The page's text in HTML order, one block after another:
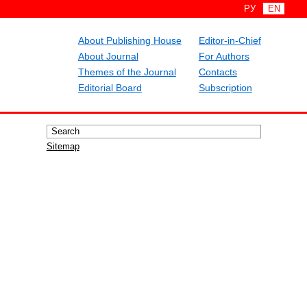
РУ EN
About Publishing House
About Journal
Themes of the Journal
Editorial Board
Editor-in-Chief
For Authors
Contacts
Subscription
Sitemap